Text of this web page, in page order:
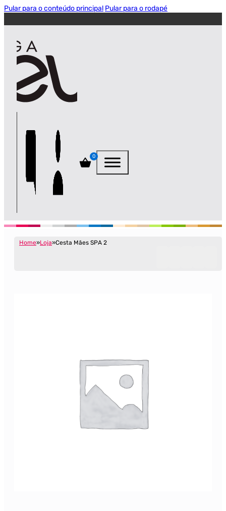
Pular para o conteúdo principal Pular para o rodapé
0
Home Loja Cesta Mães SPA 2